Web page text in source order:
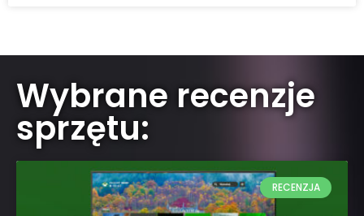
Wybrane recenzje
sprzętu:
RECENZJA